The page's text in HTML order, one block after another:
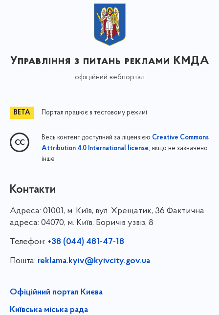
Управління з питань реклами КМДА
офіційний вебпортал
Портал працює в тестовому режимі
Весь контент доступний за ліцензією Creative Commons
Attribution 4.0 International license, якщо не зазначено
інше
Контакти
Адреса: 01001, м. Київ, вул. Хрещатик, 36 Фактична
адреса: 04070, м. Київ, Боричів узвіз, 8
Телефон: +38 (044) 481-47-18
Пошта: reklama.kyiv@kyivcity.gov.ua
Офіційний портал Києва
Київська міська рада